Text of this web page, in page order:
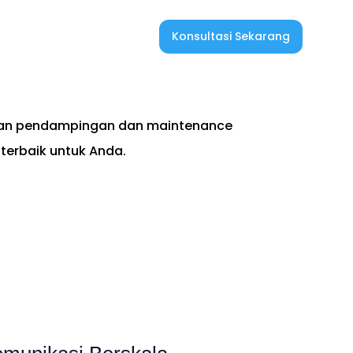
Konsultasi Sekarang
pendampingan dan maintenance
untuk Anda.